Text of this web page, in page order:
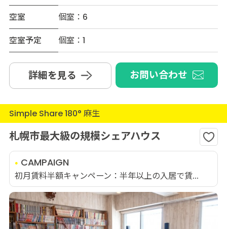
空室
個室：6
空室予定
個室：1
詳細を見る お問い合わせ
Simple Share 180° 麻生
札幌市最大級の規模シェアハウス
CAMPAIGN
初月賃料半額キャンペーン：半年以上の入居で賃...